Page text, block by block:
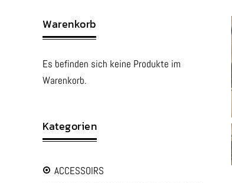
Warenkorb
Es befinden sich keine Produkte im
Warenkorb.
Kategorien
ACCESSOIRS